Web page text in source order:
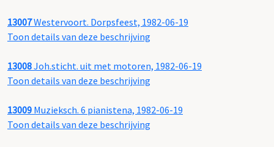
13007Westervoort. Dorpsfeest, 1982-06-19
Toon details van deze beschrijving
13008Joh.sticht. uit met motoren, 1982-06-19
Toon details van deze beschrijving
13009 Muzieksch. 6 pianistena, 1982-06-19
Toon details van deze beschrijving